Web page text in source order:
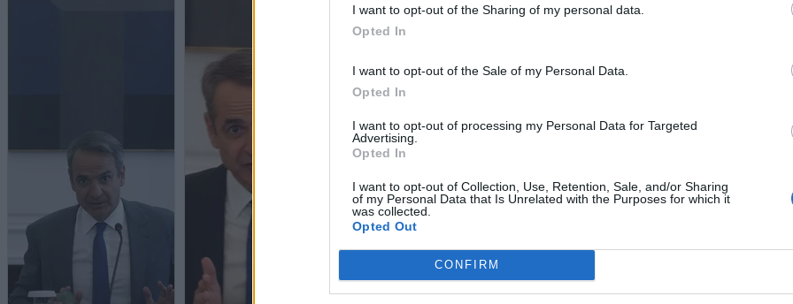
I want to opt-out of the Sharing of my personal data.
Opted In
I want to opt-out of the Sale of my Personal Data.
Opted In
I want to opt-out of processing my Personal Data for Targeted
Advertising.
Opted In
I want to opt-out of Collection, Use, Retention, Sale, and/or Sharing
of my Personal Data that Is Unrelated with the Purposes for which it
was collected.
Opted Out
CONFIRM